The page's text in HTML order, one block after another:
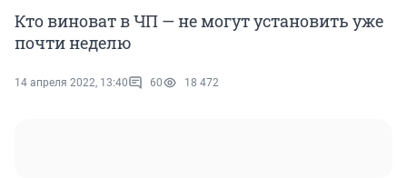
Кто виноват в ЧП — не могут установить уже
почти неделю
14 апреля 2022, 13:40 60 18 472